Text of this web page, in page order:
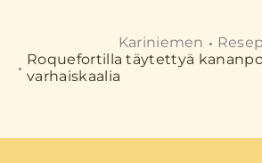
Kariniemen
Roquefortilla täytettyä
varhaiskaalia